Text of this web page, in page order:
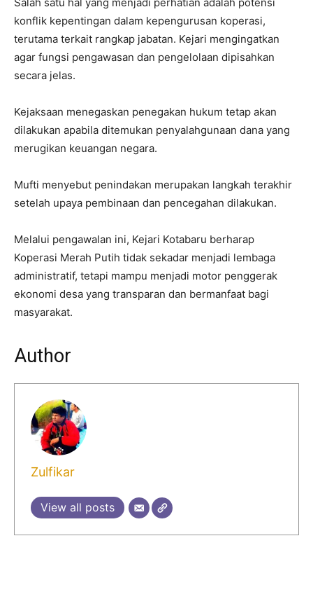
konflik kepentingan dalam kepengurusan koperasi,
terutama terkait rangkap jabatan. Kejari mengingatkan
agar fungsi pengawasan dan pengelolaan dipisahkan
secara jelas.
Kejaksaan menegaskan penegakan hukum tetap akan
dilakukan apabila ditemukan penyalahgunaan dana yang
merugikan keuangan negara.
Mufti menyebut penindakan merupakan langkah terakhir
setelah upaya pembinaan dan pencegahan dilakukan.
Melalui pengawalan ini, Kejari Kotabaru berharap
Koperasi Merah Putih tidak sekadar menjadi lembaga
administratif, tetapi mampu menjadi motor penggerak
ekonomi desa yang transparan dan bermanfaat bagi
masyarakat.
Author
Zulfikar
View all posts